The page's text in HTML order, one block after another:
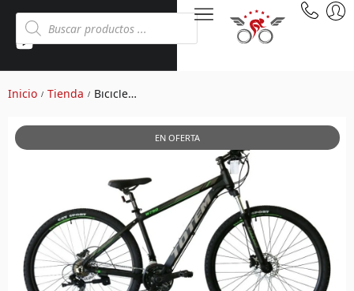
Inicio / Tienda / Bicicleta Montañera aro 27.5
EN OFERTA